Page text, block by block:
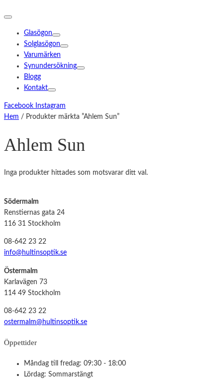
Glasögon
Solglasögon
Varumärken
Synundersökning
Blogg
Kontakt
Facebook
Instagram
Hem / Produkter märkta ”Ahlem Sun”
Ahlem Sun
Inga produkter hittades som motsvarar ditt val.
Södermalm
Renstiernas gata 24
116 31 Stockholm
08-642 23 22
info@hultinsoptik.se
Östermalm
Karlavägen 73
114 49 Stockholm
08-642 23 22
ostermalm@hultinsoptik.se
Öppettider
Måndag till fredag: 09:30 - 18:00
Lördag: Sommarstängt